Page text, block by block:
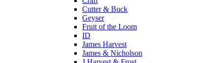
Cutter & Buck
Geyser
Fruit of the Loom
ID
James Harvest
James & Nicholson